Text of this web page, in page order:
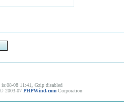
08 11:41, Gzip disabled
2003-07 PHPWind.com Corporation